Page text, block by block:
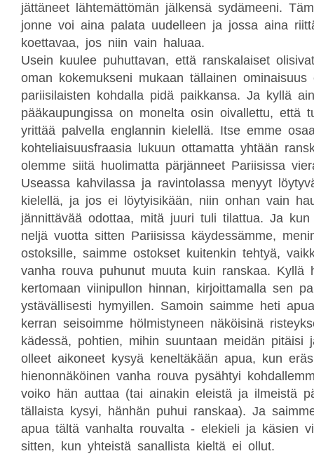
jättäneet lähtemättömän jälkensä sydämeeni.
jonne voi aina palata uudelleen ja jossa aina
koettavaa, jos niin vain haluaa.
Usein kuulee puhuttavan, että ranskalaiset
oman kokemukseni mukaan tällainen ominaisuus
pariisilaisten kohdalla pidä paikkansa. Ja kyllä
pääkaupungissa on monelta osin oivallettu, että
yrittää palvella englannin kielellä. Itse emme
kohteliaisuusfraasia lukuun ottamatta yhtään
olemme siitä huolimatta pärjänneet Pariisissa
Useassa kahvilassa ja ravintolassa menyyt
kielellä, ja jos ei löytyisikään, niin onhan vain
jännittävää odottaa, mitä juuri tuli tilattua. Ja kun
neljä vuotta sitten Pariisissa käydessämme,
ostoksille, saimme ostokset kuitenkin tehtyä,
vanha rouva puhunut muuta kuin ranskaa. Kyllä
kertomaan viinipullon hinnan, kirjoittamalla sen
ystävällisesti hymyillen. Samoin saimme heti
kerran seisoimme hölmistyneen näköisinä
kädessä, pohtien, mihin suuntaan meidän pitäisi
olleet aikoneet kysyä keneltäkään apua, kun
hienonnäköinen vanha rouva pysähtyi
voiko hän auttaa (tai ainakin eleistä ja ilmeistä
tällaista kysyi, hänhän puhui ranskaa). Ja
apua tältä vanhalta rouvalta - elekieli ja käsien
sitten, kun yhteistä sanallista kieltä ei ollut.